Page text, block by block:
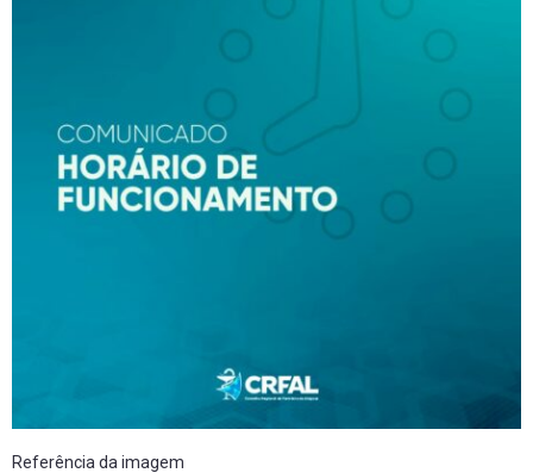
Referência da imagem